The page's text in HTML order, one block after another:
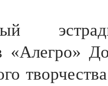
«Алегро»